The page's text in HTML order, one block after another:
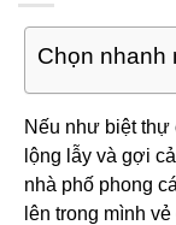
Chọn nhanh
Nếu như biệt thự
lộng lẫy và gợi
nhà phố phong
lên trong mình